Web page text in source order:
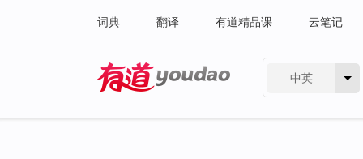
词典 翻译 有道精品课 云笔记
中英